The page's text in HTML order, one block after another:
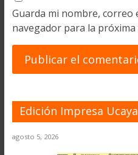
Guarda mi nombre, correo
navegador para la próxima
Edición Impresa
agosto 5, 2026